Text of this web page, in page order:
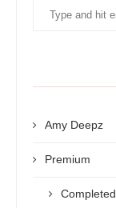
Amy Deepz
Premium
Completed